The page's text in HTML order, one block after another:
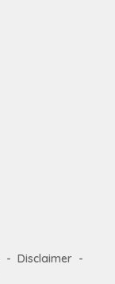
Disclaimer